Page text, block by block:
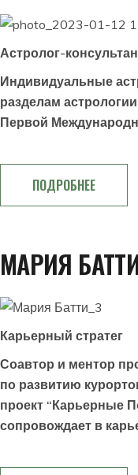
Астролог-
Индивидуальные
разделам
Первой
ПОДРОБНЕЕ
МАРИЯ
Карьерный стратег
Соавтор и ментор
по развитию
проект “Карьерные
сопровождает в